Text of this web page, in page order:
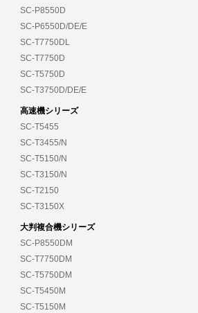
SC-P8550D
SC-P6550D/DE/E
SC-T7750DL
SC-T7750D
SC-T5750D
SC-T3750D/DE/E
高速機シリーズ
SC-T5455
SC-T3455/N
SC-T5150/N
SC-T3150/N
SC-T2150
SC-T3150X
大判複合機シリーズ
SC-P8550DM
SC-T7750DM
SC-T5750DM
SC-T5450M
SC-T5150M